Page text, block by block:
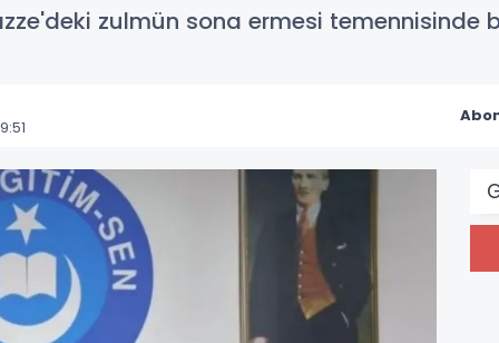
zulmün sona ermesi temennisinde